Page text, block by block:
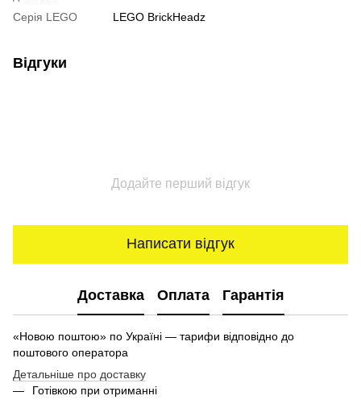
Серія LEGO LEGO BrickHeadz
Відгуки
Додайте перший відгук
Написати відгук
Доставка Оплата Гарантія
«Новою поштою» по Україні — тарифи відповідно до
поштового оператора
Детальніше про доставку
Готівкою при отриманні